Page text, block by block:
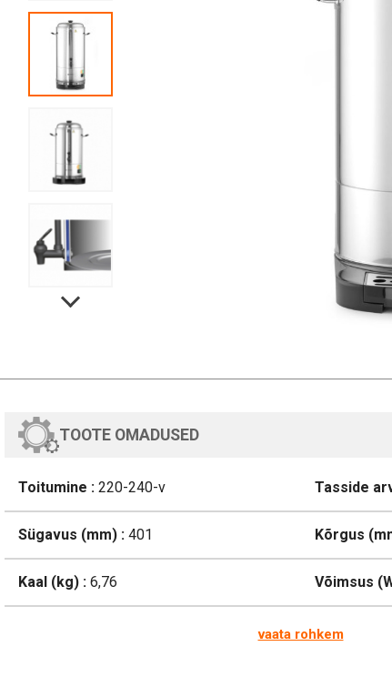
TOOTE OMADUSED
Toitumine : 220-240-v Tasside
Sügavus (mm) : 401 Kõrgus
Kaal (kg) : 6,76 Võimsus
vaata rohkem